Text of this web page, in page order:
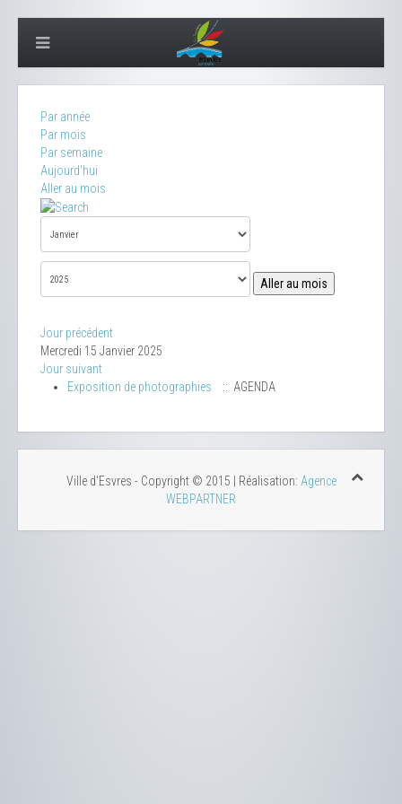
Par année
Par mois
Par semaine
Aujourd'hui
Aller au mois
Aller au mois
Jour précédent
Mercredi 15 Janvier 2025
Jour suivant
Exposition de photographies
:: AGENDA
Ville d'Esvres - Copyright © 2015 | Réalisation: Agence
WEBPARTNER